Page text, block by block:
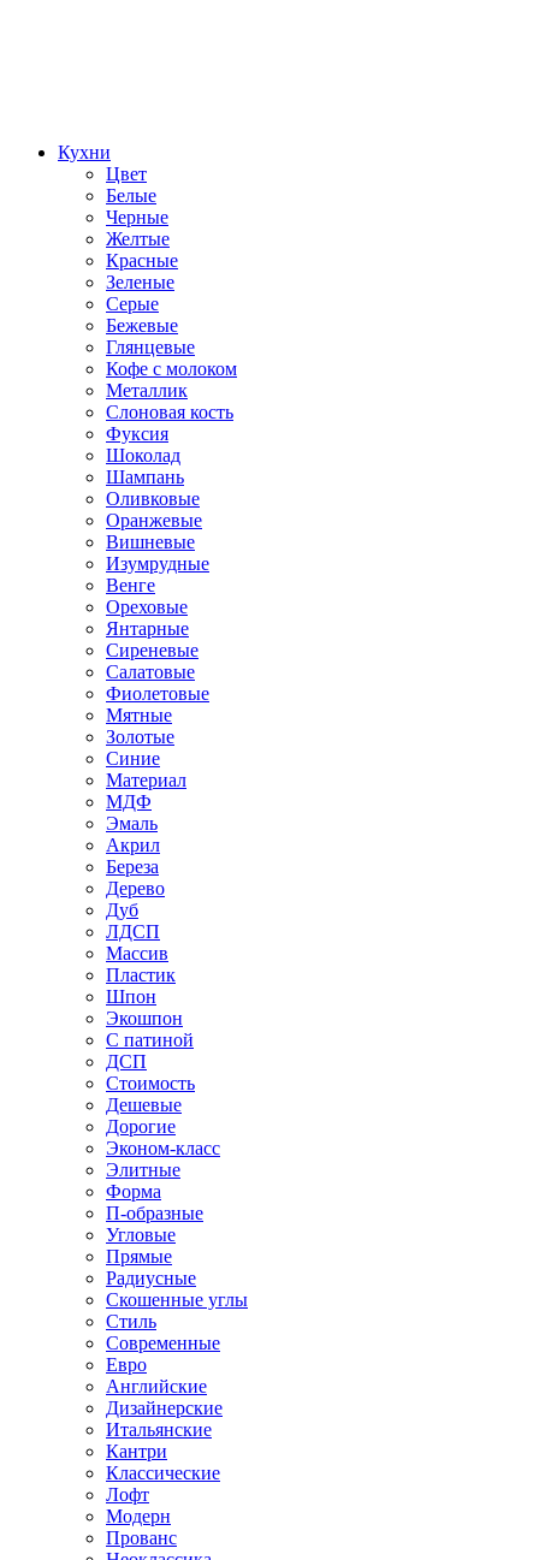
Кухни
Цвет
Белые
Черные
Желтые
Красные
Зеленые
Серые
Бежевые
Глянцевые
Кофе с молоком
Металлик
Слоновая кость
Фуксия
Шоколад
Шампань
Оливковые
Оранжевые
Вишневые
Изумрудные
Венге
Ореховые
Янтарные
Сиреневые
Салатовые
Фиолетовые
Мятные
Золотые
Синие
Материал
МДФ
Эмаль
Акрил
Береза
Дерево
Дуб
ЛДСП
Массив
Пластик
Шпон
Экошпон
С патиной
ДСП
Стоимость
Дешевые
Дорогие
Эконом-класс
Элитные
Форма
П-образные
Угловые
Прямые
Радиусные
Скошенные углы
Стиль
Современные
Евро
Английские
Дизайнерские
Итальянские
Кантри
Классические
Лофт
Модерн
Прованс